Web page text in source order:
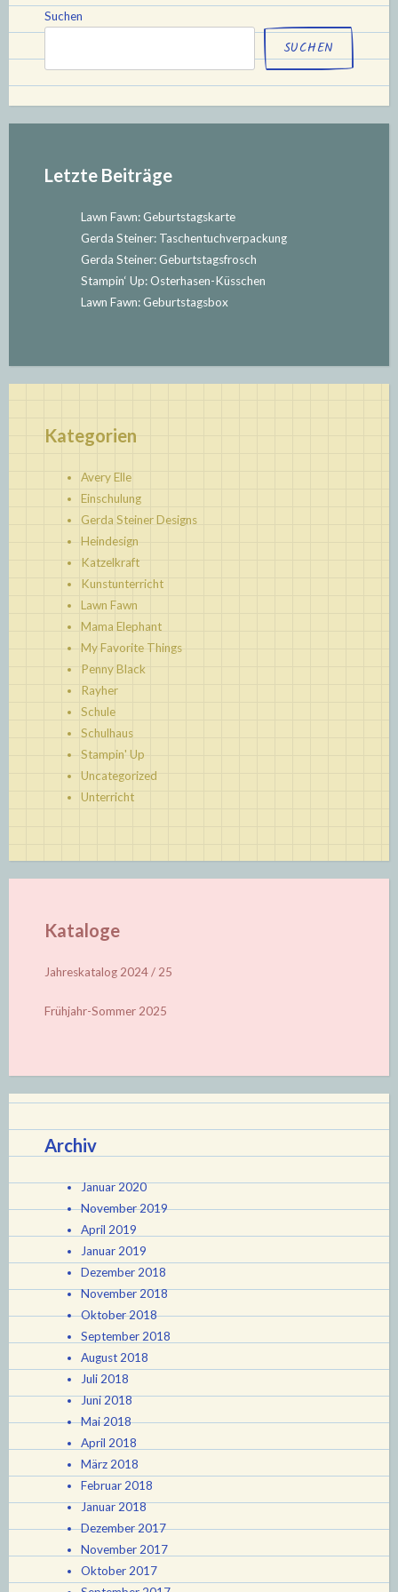
–
–
Dezember““
Suchen
SUCHEN
Letzte Beiträge
Lawn Fawn: Geburtstagskarte
Gerda Steiner: Taschentuchverpackung
Gerda Steiner: Geburtstagsfrosch
Stampin‘ Up: Osterhasen-Küsschen
Lawn Fawn: Geburtstagsbox
Kategorien
Avery Elle
Einschulung
Gerda Steiner Designs
Heindesign
Katzelkraft
Kunstunterricht
Lawn Fawn
Mama Elephant
My Favorite Things
Penny Black
Rayher
Schule
Schulhaus
Stampin' Up
Uncategorized
Unterricht
Kataloge
Jahreskatalog 2024 / 25
Frühjahr-Sommer 2025
Archiv
Januar 2020
November 2019
April 2019
Januar 2019
Dezember 2018
November 2018
Oktober 2018
September 2018
August 2018
Juli 2018
Juni 2018
Mai 2018
April 2018
März 2018
Februar 2018
Januar 2018
Dezember 2017
November 2017
Oktober 2017